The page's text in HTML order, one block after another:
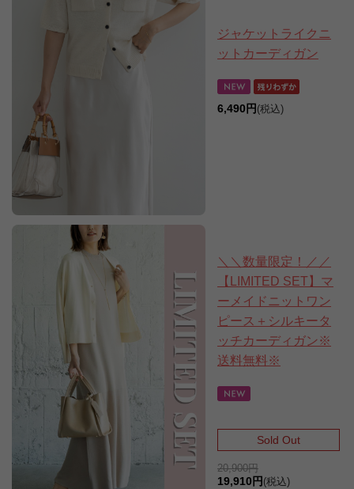
ジャケットライクニ
ットカーディガン
6,490円 (税込)
＼＼数量限定！／／
【LIMITED SET】マ
ーメイドニットワン
ピース＋シルキータ
ッチカーディガン※
送料無料※
Sold Out
20,900円
19,910円 (税込)